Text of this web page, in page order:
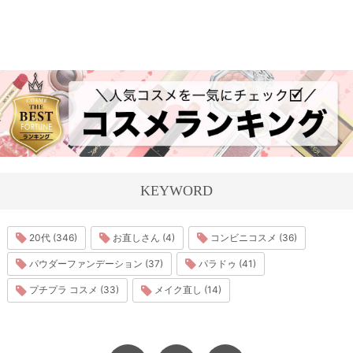
KEYWORD
20代 (346) お直しさん (4) コンビニコスメ (36)
パウダーファンデーション (37) パラドゥ (41)
プチプラ コスメ (33) メイク直し (14)